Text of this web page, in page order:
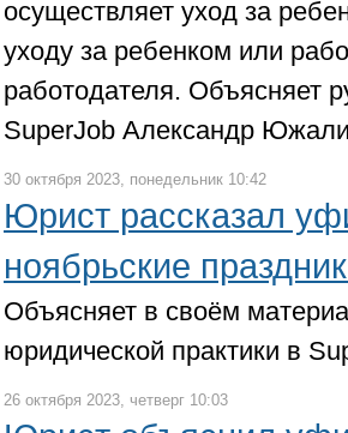
осуществляет уход за
уходу за ребенком или
работодателя. Объясняет
SuperJob Александр
30 октября 2023, понедельник 10:42
Юрист рассказал
ноябрьские
Объясняет в своём
юридической практики в
26 октября 2023, четверг 10:03